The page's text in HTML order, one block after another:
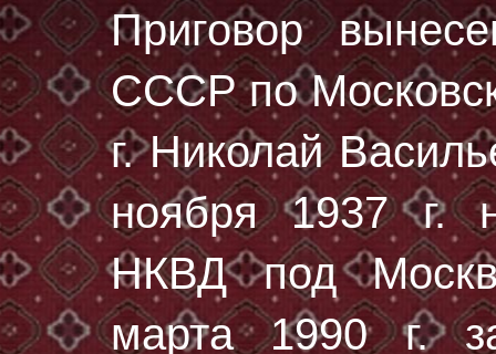
Приговор
СССР по
г. Николай
ноября 1937 г.
НКВД под
марта 1990 г.